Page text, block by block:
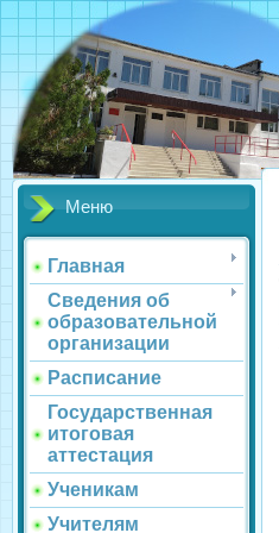
Меню
Главная
Сведения об
образовательной
организации
Расписание
Государственная
итоговая
аттестация
Ученикам
Учителям